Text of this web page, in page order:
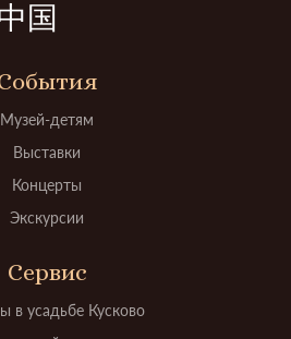
国
Музей-детям
Выставки
Концерты
Экскурсии
Сервис
в усадьбе Кусково